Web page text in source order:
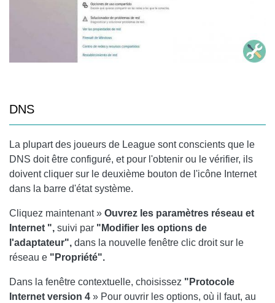
DNS
La plupart des joueurs de League sont conscients que le
DNS doit être configuré, et pour l'obtenir ou le vérifier, ils
doivent cliquer sur le deuxième bouton de l'icône Internet
dans la barre d'état système.
Cliquez maintenant » Ouvrez les paramètres réseau et
Internet ", suivi par "Modifier les options de
l'adaptateur", dans la nouvelle fenêtre clic droit sur le
réseau e "Propriété".
Dans la fenêtre contextuelle, choisissez "Protocole
Internet version 4 » Pour ouvrir les options, où il faut, au